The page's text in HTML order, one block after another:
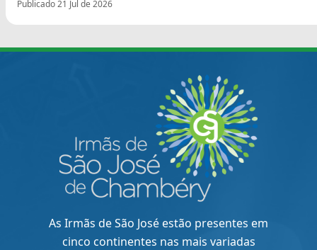
Publicado 21 Jul de 2026
As Irmãs de São José estão presentes em
cinco continentes nas mais variadas